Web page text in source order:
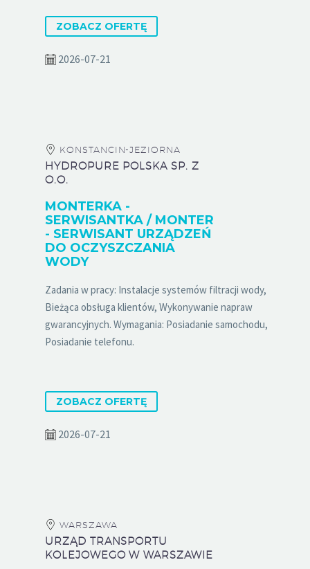
ZOBACZ OFERTĘ
2026-07-21
KONSTANCIN-JEZIORNA
HYDROPURE POLSKA SP. Z
O.O.
MONTERKA -
SERWISANTKA / MONTER
- SERWISANT URZĄDZEŃ
DO OCZYSZCZANIA
WODY
Zadania w pracy: Instalacje systemów filtracji wody,
Bieżąca obsługa klientów, Wykonywanie napraw
gwarancyjnych. Wymagania: Posiadanie samochodu,
Posiadanie telefonu.
ZOBACZ OFERTĘ
2026-07-21
WARSZAWA
URZĄD TRANSPORTU
KOLEJOWEGO W WARSZAWIE